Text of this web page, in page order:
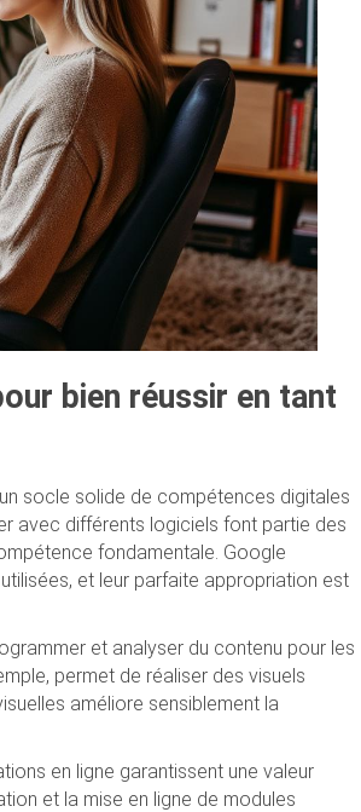
bien réussir en tant
socle solide de compétences digitales
avec différents logiciels font partie des
fondamentale. Google
et leur parfaite appropriation est
et analyser du contenu pour les
permet de réaliser des visuels
améliore sensiblement la
en ligne garantissent une valeur
et la mise en ligne de modules